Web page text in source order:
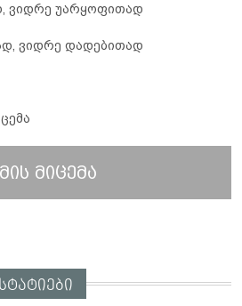
ვიდრე უარყოფითად
ვიდრე დადებითად
მიცემა